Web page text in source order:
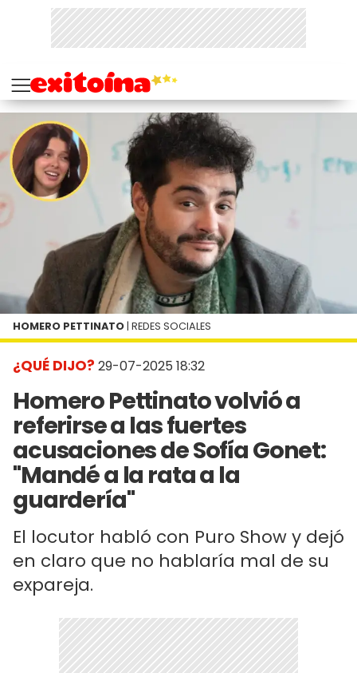
¿QUÉ DIJO? 29-07-2025 18:32
Homero Pettinato volvió a
referirse a las fuertes
acusaciones de Sofía Gonet:
"Mandé a la rata a la
guardería"
El locutor habló con Puro Show y dejó
en claro que no hablaría mal de su
expareja.
HOMERO PETTINATO | REDES SOCIALES